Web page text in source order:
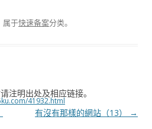
属于快速备案分类。
注明出处及相应链接。
41932.html
有沒有那樣的網站（13） →